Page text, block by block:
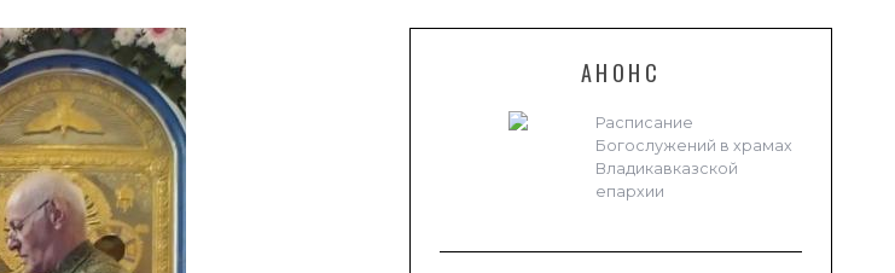
АНОНС
Расписание
Богослужений в храмах
Владикавказской
епархии